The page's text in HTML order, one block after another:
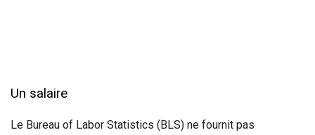
Un salaire
Le Bureau of Labor Statistics (BLS) ne fournit pas